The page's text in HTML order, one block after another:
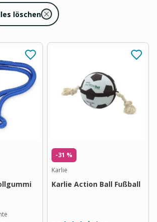
löschen
-31 %
Karlie
Karlie Action Ball Fußball